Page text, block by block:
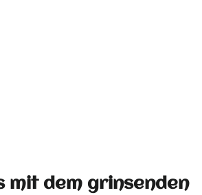
mit dem grinsenden